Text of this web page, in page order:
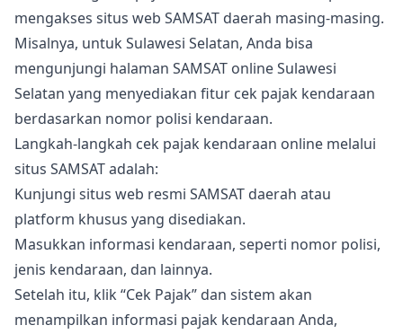
mengakses situs web SAMSAT daerah masing-masing.
Misalnya, untuk Sulawesi Selatan, Anda bisa
mengunjungi halaman SAMSAT online Sulawesi
Selatan yang menyediakan fitur cek pajak kendaraan
berdasarkan nomor polisi kendaraan.
Langkah-langkah cek pajak kendaraan online melalui
situs SAMSAT adalah:
Kunjungi situs web resmi SAMSAT daerah atau
platform khusus yang disediakan.
Masukkan informasi kendaraan, seperti nomor polisi,
jenis kendaraan, dan lainnya.
Setelah itu, klik “Cek Pajak” dan sistem akan
menampilkan informasi pajak kendaraan Anda,